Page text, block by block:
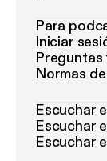
Para
Iniciar
Normas
Escuchar
Escuchar
Escuchar